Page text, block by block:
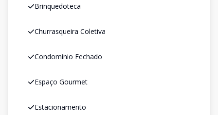
Brinquedoteca
Churrasqueira Coletiva
Condomínio Fechado
Espaço Gourmet
Estacionamento